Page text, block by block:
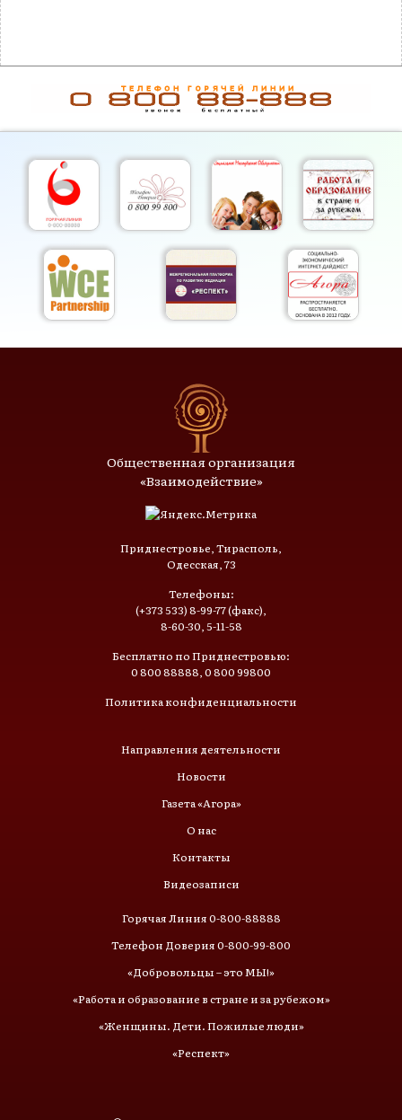
Общественная организация
«Взаимодействие»
Приднестровье, Тирасполь,
Одесская, 73
Телефоны:
(+373 533) 8-99-77 (факс),
8-60-30, 5-11-58
Бесплатно по Приднестровью:
0 800 88888, 0 800 99800
Политика конфиденциальности
Направления деятельности
Новости
Газета «Агора»
О нас
Контакты
Видеозаписи
Горячая Линия 0-800-88888
Телефон Доверия 0-800-99-800
«Добровольцы – это МЫ!»
«Работа и образование в стране и за рубежом»
«Женщины. Дети. Пожилые люди»
«Респект»